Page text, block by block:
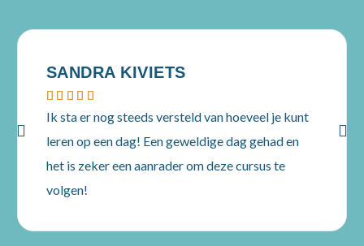
SANDRA KIVIETS
    
Ik sta er nog steeds versteld van hoeveel je kunt
leren op een dag! Een geweldige dag gehad en
het is zeker een aanrader om deze cursus te
volgen!